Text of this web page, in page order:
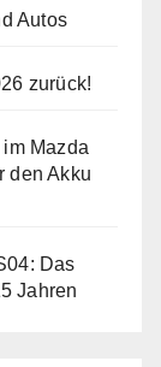
Autos
zurück!
Mazda
den Akku
Das
Jahren